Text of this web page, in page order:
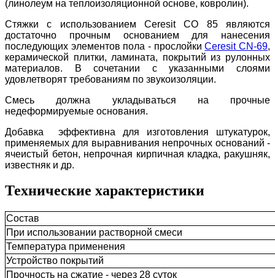
(линолеум на теплоизоляционной основе, ковролин).
Стяжки с использованием Ceresit CO 85 являются
достаточно прочным основанием для нанесения
последующих элементов пола - прослойкиCeresit CN-69,
керамической плитки, ламината, покрытий из рулонных
материалов. В сочетании с указанными слоями
удовлетворят требованиям по звукоизоляции.
Смесь должна укладываться на прочные
недеформируемые основания.
Добавка эффективна для изготовления штукатурок,
применяемых для выравнивания непрочных оснований -
ячеистый бетон, непрочная кирпичная кладка, ракушняк,
известняк и др.
Технические характеристики
Состав
При использовании растворной смеси
Температура применения
Устройство покрытий
Прочность на сжатие - через 28 суток